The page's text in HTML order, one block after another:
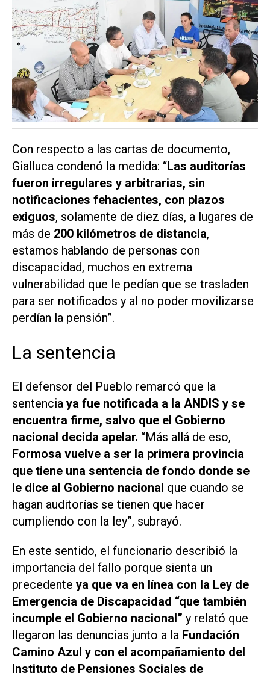
Con respecto a las cartas de documento,
Gialluca condenó la medida: “Las auditorías
fueron irregulares y arbitrarias, sin
notificaciones fehacientes, con plazos
exiguos, solamente de diez días, a lugares de
más de 200 kilómetros de distancia,
estamos hablando de personas con
discapacidad, muchos en extrema
vulnerabilidad que le pedían que se trasladen
para ser notificados y al no poder movilizarse
perdían la pensión”.
La sentencia
El defensor del Pueblo remarcó que la
sentencia ya fue notificada a la ANDIS y se
encuentra firme, salvo que el Gobierno
nacional decida apelar. “Más allá de eso,
Formosa vuelve a ser la primera provincia
que tiene una sentencia de fondo donde se
le dice al Gobierno nacional que cuando se
hagan auditorías se tienen que hacer
cumpliendo con la ley”, subrayó.
En este sentido, el funcionario describió la
importancia del fallo porque sienta un
precedente ya que va en línea con la Ley de
Emergencia de Discapacidad “que también
incumple el Gobierno nacional” y relató que
llegaron las denuncias junto a la Fundación
Camino Azul y con el acompañamiento del
Instituto de Pensiones Sociales de